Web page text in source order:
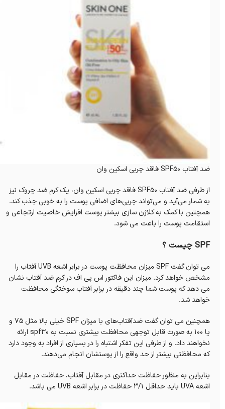
ضد آفتاب SPF50 فاقد چربی اسکین وان
از طرفی ضد آفتاب SPF50 فاقد چربی اسکین وان، یک کرم ضد چروک نیز
به شمار می‌آید و می‌تواند چربی‌های اضافی پوست را به خوبی جذب کند.
همچتین با کمک به کلاژن سازی بیشتر پوست افزایش خاصیت ارتجاعی و
استقامت پوست را باعث می شود.
SPF چیست ؟
می توان گفت SPF میزان محافظت پوست در برابر اشعه UVB آفتاب را
مشخص خواهد کرد. میزان این فاکتور اس پی اف در کرم ضد آفتاب نشان
می دهد که پوست شما چند دقیقه در برابر آفتاب سوختگی محافظت
خواهد شد.
همچنین می توان گفت ضدآفتاب‌های با میزان SPF خیلی بالا مثل ۷۵ و
یا ۱۰۰ به صورت قابل توجهی محافظت بیشتری نسبت به spf۳۰ ارائه
نخواهند داد. و از طرفی این تفکر اشتباه را در بسیاری از افراد به وجود دارد
که محافظتی بیشتر از حد واقع را از پوستشان انجام می‌دهند.
بنابراین به منظور حفاظت حداکثری در مقابل آفتاب، حفاظت در مقابل
اشعه UVA باید حداقل ۳/۱ حفاظت در برابر اشعه UVB می باشد.